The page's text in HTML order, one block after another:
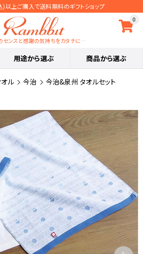
以上ご購入で送料無料のギフトショップ
0
センスと感謝の気持ちをカタチに…
用途から選ぶ 商品から選ぶ
ル 今治
今治&泉州 タオルセット